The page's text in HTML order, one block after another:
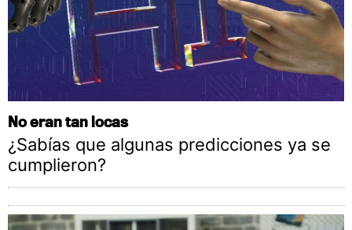
No eran tan locas
¿Sabías que algunas predicciones ya se
cumplieron?